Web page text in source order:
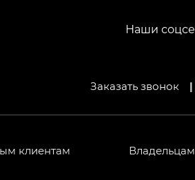
Заказать звонок |
клиентам Владельцам